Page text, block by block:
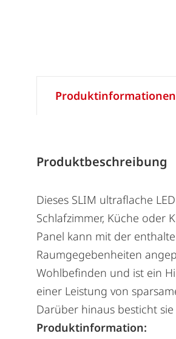
Produktinformationen
Produktbeschreibung
Dieses SLIM ultraflache
Schlafzimmer, Küche oder
Panel kann mit der
Raumgegebenheiten
Wohlbefinden und ist ein
einer Leistung von
Darüber hinaus besticht
Produktinformation: